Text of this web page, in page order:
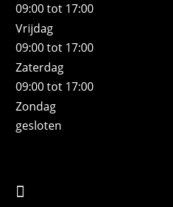
09:00 tot 17:00
Vrijdag
09:00 tot 17:00
Zaterdag
09:00 tot 17:00
Zondag
gesloten
